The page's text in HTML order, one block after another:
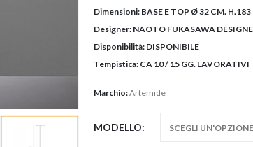
Dimensioni: BASE E TOP Ø 32 CM. H.183
Designer: NAOTO FUKASAWA
Disponibilità: DISPONIBILE
Tempistica: CA 10 / 15 GG. LAVORATIVI
Marchio:Artemide
MODELLO